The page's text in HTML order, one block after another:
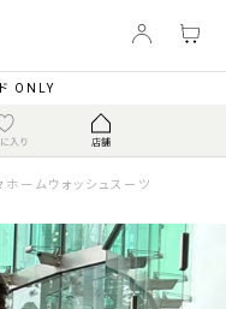
ONLY
ームウォッシュスーツ